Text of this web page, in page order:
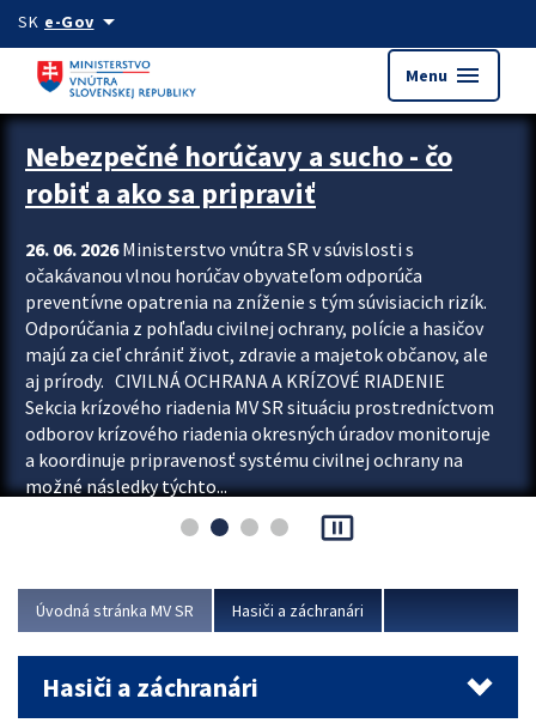
Preskocit na hlavný obsah
SK e-Govarrow_drop_down
Menu menu
Zastavit automatický posun upútavok
Nebezpečné horúčavy a sucho - čo
robiť a ako sa pripraviť
26. 06. 2026Ministerstvo vnútra SR v súvislosti s
očakávanou vlnou horúčav obyvateľom odporúča
preventívne opatrenia na zníženie s tým súvisiacich rizík.
Odporúčania z pohľadu civilnej ochrany, polície a hasičov
majú za cieľ chrániť život, zdravie a majetok občanov, ale
aj prírody. CIVILNÁ OCHRANA A KRÍZOVÉ RIADENIE
Sekcia krízového riadenia MV SR situáciu prostredníctvom
odborov krízového riadenia okresných úradov monitoruje
a koordinuje pripravenosť systému civilnej ochrany na
možné následky týchto...
pause_presentation
Úvodná stránka MV SR Hasiči a záchranári
Hasiči a záchranári